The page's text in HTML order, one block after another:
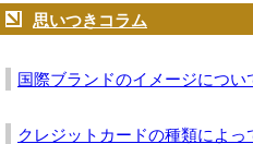
思いつきコラム
国際ブランドのイメージについ
クレジットカードの種類によっ